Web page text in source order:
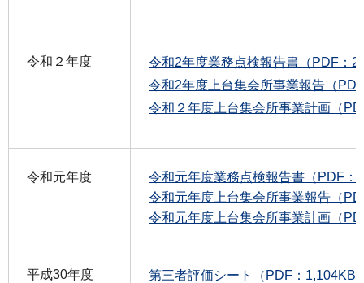
令和２年度
令和2年度業務点検報告書（PDF：
令和2年度上台集会所事業報告（
令和２年度上台集会所事業計画（
令和元年度
令和元年度業務点検報告書（PDF：
令和元年度上台集会所事業報告（
令和元年度上台集会所事業計画（
平成30年度
第三者評価シート（PDF：1,104KB